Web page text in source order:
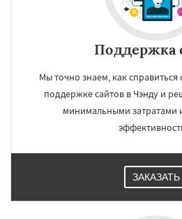
Поддержка
Мы точно знаем, как
поддержке сайтов в Чэнду и
минимальными затратами
ЗАКАЗАТЬ